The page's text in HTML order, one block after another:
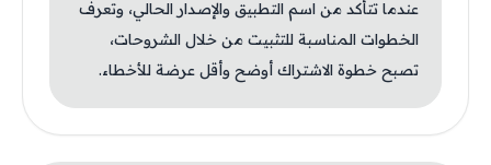
عندما تتأكد من اسم التطبيق والإصدار الحالي، وتعرف
الخطوات المناسبة للتثبيت من خلال الشروحات،
تصبح خطوة الاشتراك أوضح وأقل عرضة للأخطاء.